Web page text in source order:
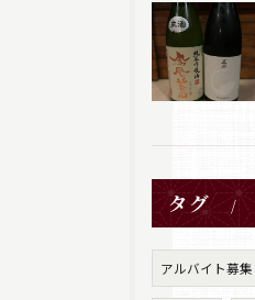
タグ
アルバイト募集